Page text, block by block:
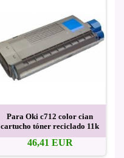
Para Oki c712 color cian
cartucho tóner reciclado 11k
46,41 EUR